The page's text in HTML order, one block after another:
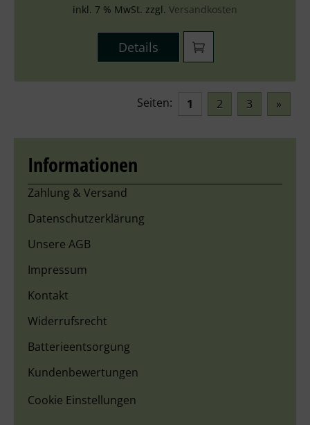
inkl. 7 % MwSt. zzgl. Versandkosten
Details
Seiten: 1 2 3 »
Informationen
Zahlung & Versand
Datenschutzerklärung
Unsere AGB
Impressum
Kontakt
Widerrufsrecht
Batterieentsorgung
Kundenbewertungen
Cookie Einstellungen